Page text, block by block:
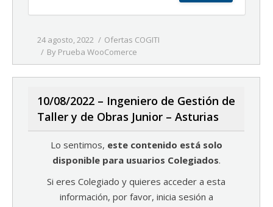
24 agosto, 2022
Ofertas COGITI
By Prueba WooComerce
10/08/2022 – Ingeniero de Gestión de
Taller y de Obras Junior – Asturias
Lo sentimos, este contenido está solo
disponible para usuarios Colegiados.
Si eres Colegiado y quieres acceder a esta
información, por favor, inicia sesión a